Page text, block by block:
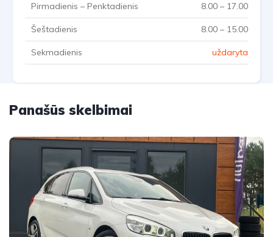
Pirmadienis – Penktadienis 8.00 – 17.00
Šeštadienis 8.00 – 15.00
Sekmadienis uždaryta
Panašūs skelbimai